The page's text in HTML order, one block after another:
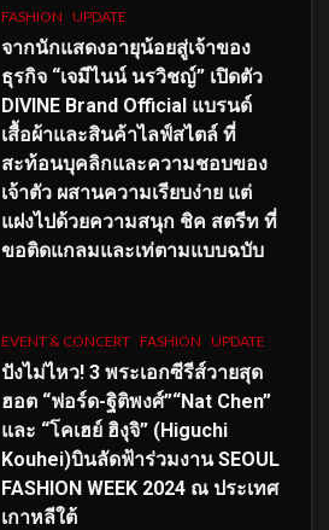
FASHION UPDATE
จากนักแสดงอายุน้อยสู่เจ้าของ
ธุรกิจ “เจมีไนน์ นรวิชญ์” เปิดตัว
DIVINE Brand Official แบรนด์
เสื้อผ้าและสินค้าไลฟ์สไตล์ ที่
สะท้อนบุคลิกและความชอบของ
เจ้าตัว ผสานความเรียบง่าย แต่
แฝงไปด้วยความสนุก ชิค สตรีท ที่
ขอติดแกลมและเท่ตามแบบฉบับ
EVENT & CONCERT FASHION UPDATE
ปังไม่ไหว! 3 พระเอกซีรีส์วายสุด
ฮอต “ฟอร์ด-ฐิติพงศ์”“Nat Chen”
และ “โคเฮย์ ฮิงุจิ” (Higuchi
Kouhei)บินลัดฟ้าร่วมงาน SEOUL
FASHION WEEK 2024 ณ ประเทศ
เกาหลีใต้